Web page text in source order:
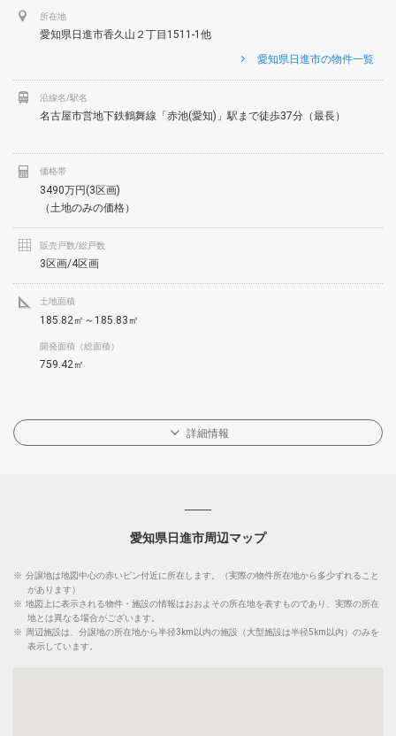
所在地
愛知県日進市香久山２丁目1511-1他
愛知県日進市の物件一覧
沿線名/駅名
名古屋市営地下鉄鶴舞線「赤池(愛知)」駅まで徒歩37分（最長）
価格帯
3490万円(3区画)
（土地のみの価格）
販売戸数/総戸数
3区画/4区画
土地面積
185.82㎡～185.83㎡
開発面積（総面積）
759.42㎡
詳細情報
愛知県日進市周辺マップ
※ 分譲地は地図中心の赤いピン付近に所在します。（実際の物件所在地から多少ずれること
があります）
※ 地図上に表示される物件・施設の情報はおおよその所在地を表すものであり、実際の所在
地とは異なる場合がございます。
※ 周辺施設は、分譲地の所在地から半径3km以内の施設（大型施設は半径5km以内）のみを
表示しています。